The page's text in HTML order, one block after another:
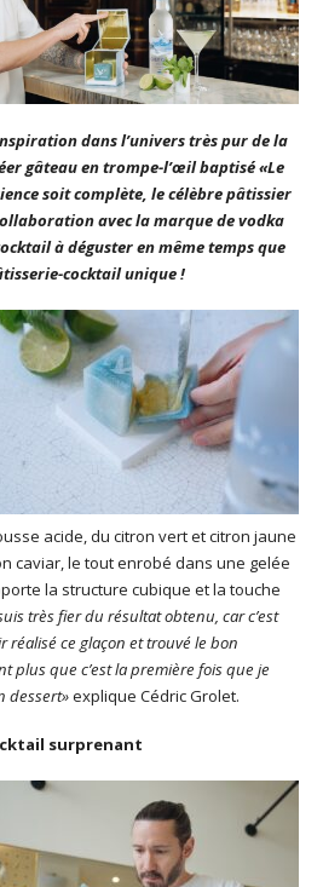
dans l’univers très pur de la
gâteau en trompe-l’œil baptisé «Le
soit complète, le célèbre pâtissier
avec la marque de vodka
à déguster en même temps que
cocktail unique !
acide, du citron vert et citron jaune
caviar, le tout enrobé dans une gelée
la structure cubique et la touche
très fier du résultat obtenu, car c’est
réalisé ce glaçon et trouvé le bon
plus que c’est la première fois que je
dessert»explique Cédric Grolet.
surprenant